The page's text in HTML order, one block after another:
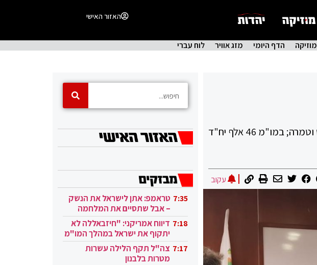
האזור האישי
מוזיקה הדף היומי מזג אוויר
לוח עברי
הסכמי גג להקמת כ-45 אלף יח"ד ייחתמו ברכסים, רחובות, מעלה אדומים, בני עייש וטמרה; במו"מ 46 אלף יח"ד
עקוב
7:35 טראמפ: אתן לישראל את הנשק
– אבל שתסיים את המלחמה
בעזה 7:18 דיווח אמריקני: "חיזבאללה לא
יתקוף את ישראל במהלך המו"מ
בקטאר" 7:17 צה"ל תקף הלילה עשרות
מטרות בלבנון